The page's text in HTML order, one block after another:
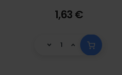
1,63 €